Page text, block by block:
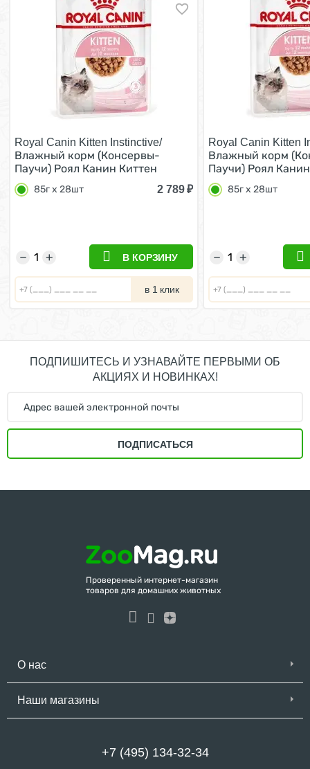
Royal Canin Kitten Instinctive/
Влажный корм (Консервы-
Паучи) Роял Канин Киттен
Инстинктив для Котят в
возрасте от 4 до 12 месяцев в
85г х 28шт 2 789₽
+
− В КОРЗИНУ
в 1 клик
Royal Canin Kitten
Влажный корм
Паучи) Роял
Инстинктив для
возрасте от 4 до
85г х 28шт
+
−
ПОДПИШИТЕСЬ И УЗНАВАЙТЕ ПЕРВЫМИ ОБ
АКЦИЯХ И НОВИНКАХ!
ПОДПИСАТЬСЯ
Проверенный интернет-магазин
товаров для домашних животных
О нас
Наши магазины
+7 (495) 134-32-34